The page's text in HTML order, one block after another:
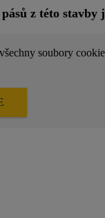
z této stavby
soubory